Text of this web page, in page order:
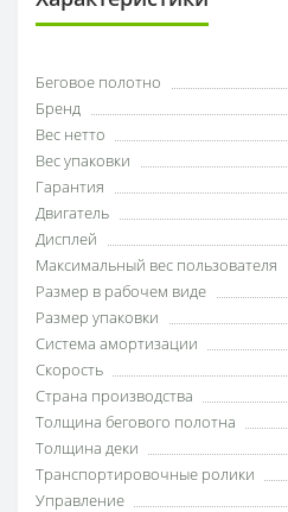
Беговое полотно
Бренд
Вес нетто
Вес упаковки
Гарантия
Двигатель
Дисплей
Максимальный вес пользователя
Размер в рабочем виде
Размер упаковки
Система амортизации
Скорость
Страна производства
Толщина бегового полотна
Толщина деки
Транспортировочные ролики
Управление